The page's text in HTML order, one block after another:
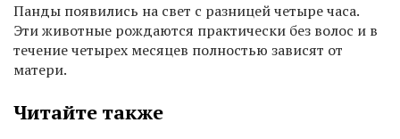
Панды появились на свет с разницей четыре часа.
Эти животные рождаются практически без волос и в
течение четырех месяцев полностью зависят от
матери.
Читайте также